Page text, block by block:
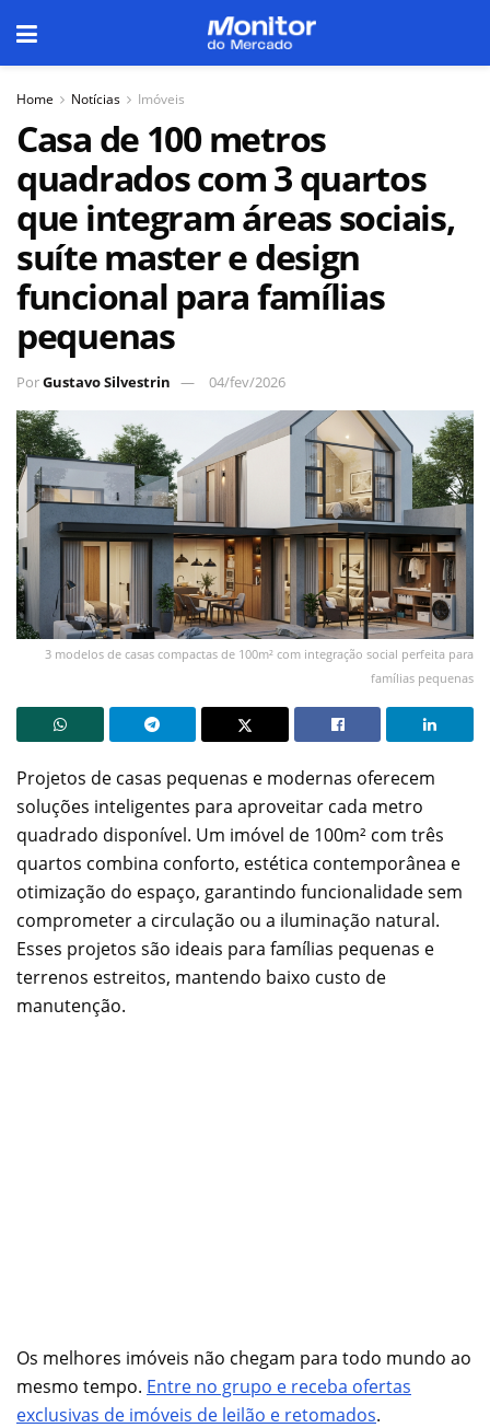
Home Notícias Imóveis
Casa de 100 metros
quadrados com 3 quartos
que integram áreas sociais,
suíte master e design
funcional para famílias
pequenas
PorGustavo Silvestrin 04/fev/2026
3 modelos de casas compactas de 100m² com integração social perfeita para
famílias pequenas
Projetos de casas pequenas e modernas oferecem
soluções inteligentes para aproveitar cada metro
quadrado disponível. Um imóvel de 100m² com três
quartos combina conforto, estética contemporânea e
otimização do espaço, garantindo funcionalidade sem
comprometer a circulação ou a iluminação natural.
Esses projetos são ideais para famílias pequenas e
terrenos estreitos, mantendo baixo custo de
manutenção.
Os melhores imóveis não chegam para todo mundo ao
mesmo tempo. Entre no grupo e receba ofertas
exclusivas de imóveis de leilão e retomados.